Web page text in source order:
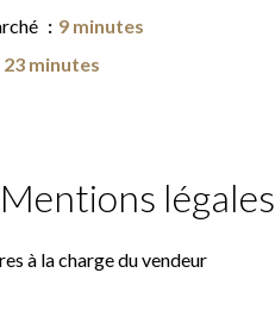
9 minutes
23 minutes
Mentions légales
à la charge du vendeur